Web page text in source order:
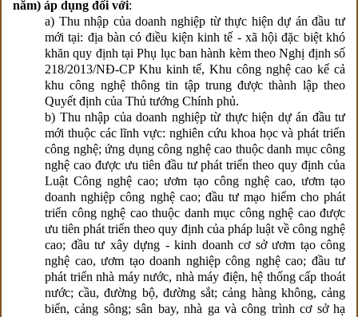
năm) áp dụng đối với:
a) Thu nhập của doanh nghiệp từ thực hiện dự án đầu tư
mới tại: địa bàn có điều kiện kinh tế - xã hội đặc biệt khó
khăn quy định tại Phụ lục ban hành kèm theo Nghị định số
218/2013/NĐ-CP Khu kinh tế, Khu công nghệ cao kể cả
khu công nghệ thông tin tập trung được thành lập theo
Quyết định của Thủ tướng Chính phủ.
b) Thu nhập của doanh nghiệp từ thực hiện dự án đầu tư
mới thuộc các lĩnh vực: nghiên cứu khoa học và phát triển
công nghệ; ứng dụng công nghệ cao thuộc danh mục công
nghệ cao được ưu tiên đầu tư phát triển theo quy định của
Luật Công nghệ cao; ươm tạo công nghệ cao, ươm tạo
doanh nghiệp công nghệ cao; đầu tư mạo hiểm cho phát
triển công nghệ cao thuộc danh mục công nghệ cao được
ưu tiên phát triển theo quy định của pháp luật về công nghệ
cao; đầu tư xây dựng - kinh doanh cơ sở ươm tạo công
nghệ cao, ươm tạo doanh nghiệp công nghệ cao; đầu tư
phát triển nhà máy nước, nhà máy điện, hệ thống cấp thoát
nước; cầu, đường bộ, đường sắt; cảng hàng không, cảng
biển, cảng sông; sân bay, nhà ga và công trình cơ sở hạ